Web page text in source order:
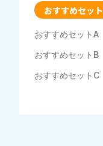
おすすめセット
おすすめセットA
おすすめセットB
おすすめセットC